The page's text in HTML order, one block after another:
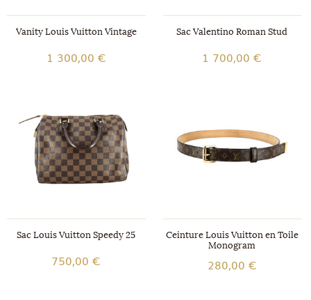
Vanity Louis Vuitton Vintage
1 300,00 €
Sac Valentino Roman Stud
1 700,00 €
Sac Louis Vuitton Speedy 25
750,00 €
Ceinture Louis Vuitton en Toile
Monogram
280,00 €